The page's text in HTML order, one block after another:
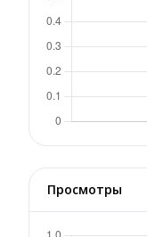
Просмотры